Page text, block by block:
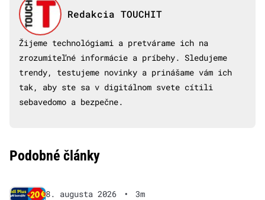
Redakcia TOUCHIT
Žijeme technológiami a pretvárame ich na
zrozumiteľné informácie a príbehy. Sledujeme
trendy, testujeme novinky a prinášame vám ich
tak, aby ste sa v digitálnom svete cítili
sebavedomo a bezpečne.
Podobné články
8. augusta 2026 •
3m